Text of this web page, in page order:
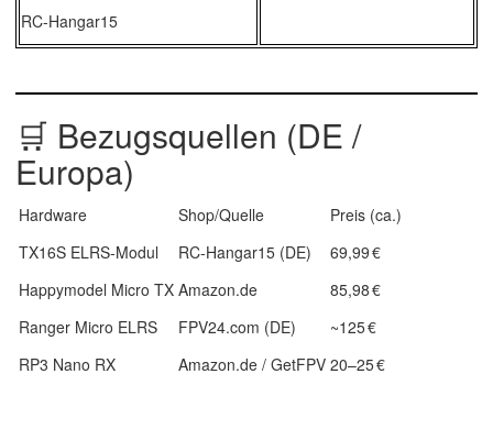
RC-Hangar15
🛒 Bezugsquellen (DE /
Europa)
Hardware Shop/Quelle
Preis (ca.)
TX16S ELRS‑Modul
RC‑Hangar15 (DE)
69,99 €
Happymodel Micro TX Amazon.de
85,98 €
Ranger Micro ELRS
FPV24.com (DE)
~125 €
RP3 Nano RX
Amazon.de / GetFPV 20–25 €